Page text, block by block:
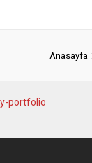
Anasayfa